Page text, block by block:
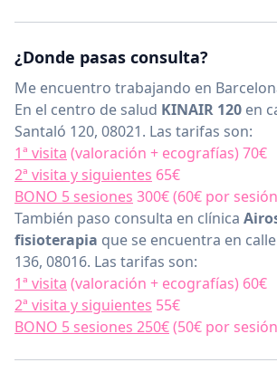
¿Donde pasas consulta?
Me encuentro trabajando en
En el centro de salud KINAIR 120 en
Santaló 120, 08021. Las tarifas son:
1ª visita (valoración + ecografías) 70€
⁠⁠2ª visita y siguientes 65€
BONO 5 sesiones 300€ (60€ por
También paso consulta en clínica
fisioterapia que se encuentra en
136, 08016. Las tarifas son:
1ª visita (valoración + ecografías) 60€
2ª visita y siguientes 55€
BONO 5 sesiones 250€(50€ por